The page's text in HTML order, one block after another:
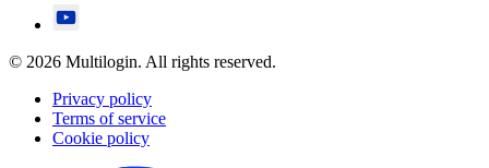
© 2026 Multilogin. All rights reserved.
Privacy policy
Terms of service
Cookie policy